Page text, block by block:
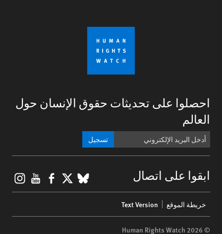
احصلوا على تحديثات حقوق الإنسان حول
العالم
تسجيل
ابقوا على اتصال BlueSky
X
menu
خريطة الموقع Text Version
© 2026 Human Rights Watch